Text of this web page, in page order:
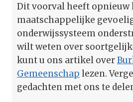
Dit voorval heeft opnieuw
maatschappelijke
onderwijssysteem
wilt weten over
kunt u ons artikel over
Gemeenschap lezen.
gedachten met ons te